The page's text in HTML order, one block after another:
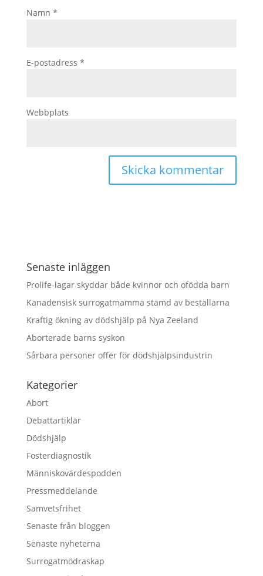
Namn *
E-postadress *
Webbplats
Senaste inläggen
Prolife-lagar skyddar både kvinnor och ofödda barn
Kanadensisk surrogatmamma stämd av beställarna
Kraftig ökning av dödshjälp på Nya Zeeland
Aborterade barns syskon
Sårbara personer offer för dödshjälpsindustrin
Kategorier
Abort
Debattartiklar
Dödshjälp
Fosterdiagnostik
Människovärdespodden
Pressmeddelande
Samvetsfrihet
Senaste från bloggen
Senaste nyheterna
Surrogatmödraskap